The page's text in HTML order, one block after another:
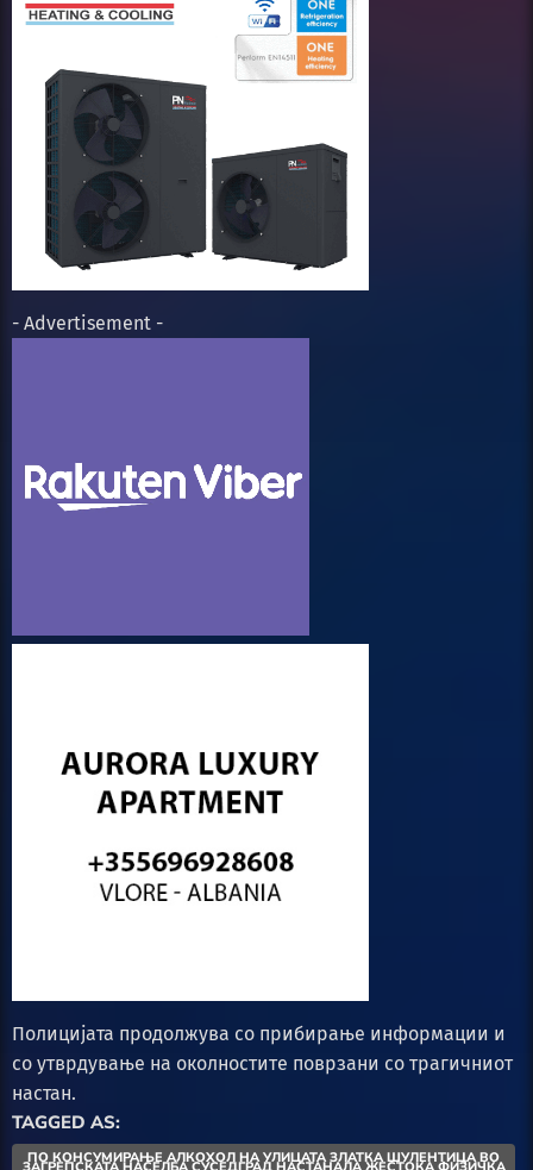
- Advertisement -
Полицијата продолжува со прибирање информации и
со утврдување на околностите поврзани со трагичниот
настан.
TAGGED AS:
ПО КОНСУМИРАЊЕ АЛКОХОЛ НА УЛИЦАТА ЗЛАТКА ШУЛЕНТИЦА ВО